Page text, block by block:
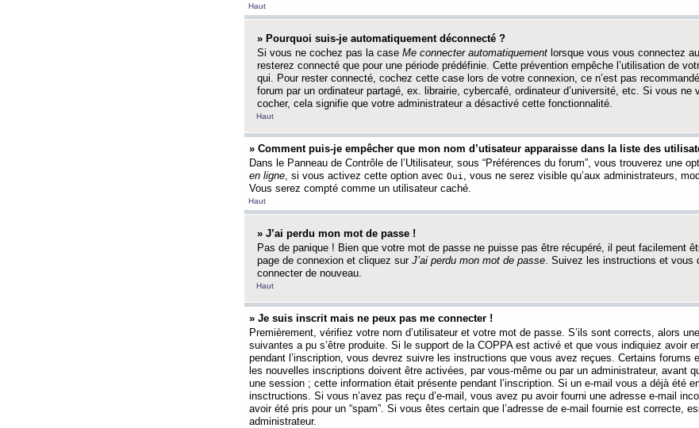
Haut
» Pourquoi suis-je automatiquement déconnecté ?
Si vous ne cochez pas la case Me connecter automatiquement lorsque vous vous connectez
resterez connecté que pour une période prédéfinie. Cette prévention empêche l’utilisation de
qui. Pour rester connecté, cochez cette case lors de votre connexion, ce n’est pas
forum par un ordinateur partagé, ex. librairie, cybercafé, ordinateur d’université, etc. Si vous ne
cocher, cela signifie que votre administrateur a désactivé cette fonctionnalité.
Haut
» Comment puis-je empêcher que mon nom d’utisateur apparaisse dans la liste des
Dans le Panneau de Contrôle de l’Utilisateur, sous “Préférences du forum”, vous trouverez une
en ligne, si vous activez cette option avec Oui , vous ne serez visible qu’aux administrateurs,
Vous serez compté comme un utilisateur caché.
Haut
» J’ai perdu mon mot de passe !
Pas de panique ! Bien que votre mot de passe ne puisse pas être récupéré, il peut facilement
page de connexion et cliquez sur J’ai perdu mon mot de passe. Suivez les instructions et vous
connecter de nouveau.
Haut
» Je suis inscrit mais ne peux pas me connecter !
Premièrement, vérifiez votre nom d’utilisateur et votre mot de passe. S’ils sont corrects, alors
suivantes a pu s’être produite. Si le support de la COPPA est activé et que vous indiquiez avoir
pendant l’inscription, vous devrez suivre les instructions que vous avez reçues. Certains forums
les nouvelles inscriptions doivent être activées, par vous-même ou par un administrateur, avant
une session ; cette information était présente pendant l’inscription. Si un e-mail vous a déjà été
insctructions. Si vous n’avez pas reçu d’e-mail, vous avez pu avoir fourni une adresse e-mail
avoir été pris pour un “spam”. Si vous êtes certain que l’adresse de e-mail fournie est correcte,
administrateur.